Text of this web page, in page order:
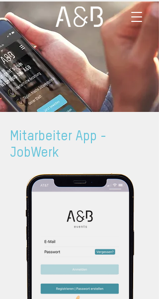
Mitarbeiter App -
JobWerk